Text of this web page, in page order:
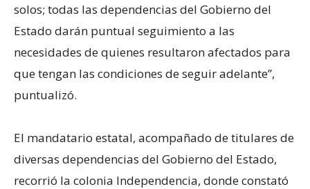
solos; todas las dependencias del Gobierno del
Estado darán puntual seguimiento a las
necesidades de quienes resultaron afectados para
que tengan las condiciones de seguir adelante”,
puntualizó.
El mandatario estatal, acompañado de titulares de
diversas dependencias del Gobierno del Estado,
recorrió la colonia Independencia, donde constató